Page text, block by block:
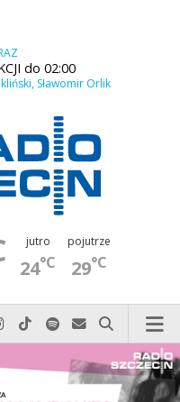
do 02:00
Sławomir Orlik
jutro
24°C
pojutrze
29°C
do nas zadzwoń
nas na Facebook-u
nas na X
Odwiedź nas na Instagram-ie
Odwiedź nas na TikTok-u
Szukaj nas na Spotify
Wyślij do nas
Szukaj